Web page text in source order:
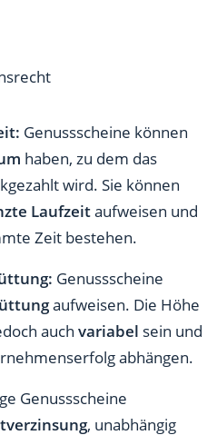
Genussscheine können
haben, zu dem das
wird. Sie können
Laufzeitaufweisen und
Zeit bestehen.
Genussscheine
aufweisen. Die Höhe
auch variabel sein und
abhängen.
Genussscheine
, unabhängig